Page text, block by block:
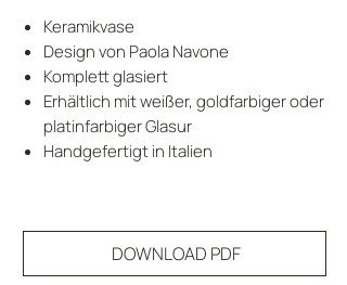
Keramikvase
Design von Paola Navone
Komplett glasiert
Erhältlich mit weißer, goldfarbiger oder
platinfarbiger Glasur
Handgefertigt in Italien
DOWNLOAD PDF